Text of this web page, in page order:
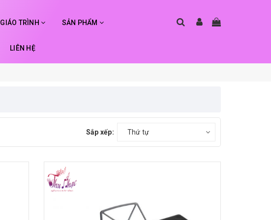
GIÁO TRÌNH SẢN PHẨM
LIÊN HỆ
Sắp xếp: Thứ tự